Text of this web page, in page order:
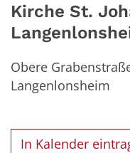
Kirche St.
Obere
Langenlonsheim
In Kalender